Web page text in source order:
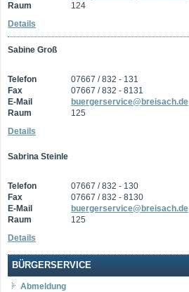
Raum
124
Details
Sabine Groß
Telefon
07667 / 832 - 131
Fax
07667 / 832 - 8131
E-Mail
buergerservice@breisach.de
Raum
125
Details
Sabrina Steinle
Telefon
07667 / 832 - 130
Fax
07667 / 832 - 8130
E-Mail
buergerservice@breisach.de
Raum
125
Details
BÜRGERSERVICE
Abmeldung